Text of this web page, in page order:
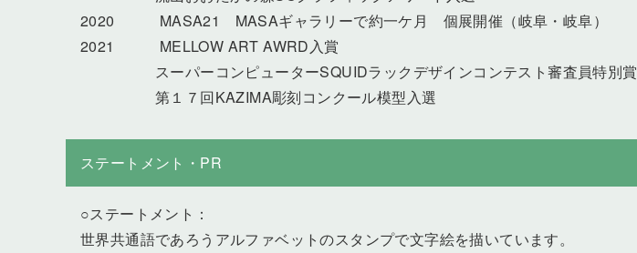
2020 MASA21 MASAギャラリーで約一ケ月 個展開催（岐阜・岐阜）
2021 MELLOW ART AWRD入賞
スーパーコンピューターSQUIDラックデザインコンテスト審査員特別賞
第１７回KAZIMA彫刻コンクール模型入選
ステートメント・PR
○ステートメント：
世界共通語であろうアルファベットのスタンプで文字絵を描いています。